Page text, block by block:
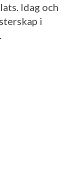
Idag och
i
.